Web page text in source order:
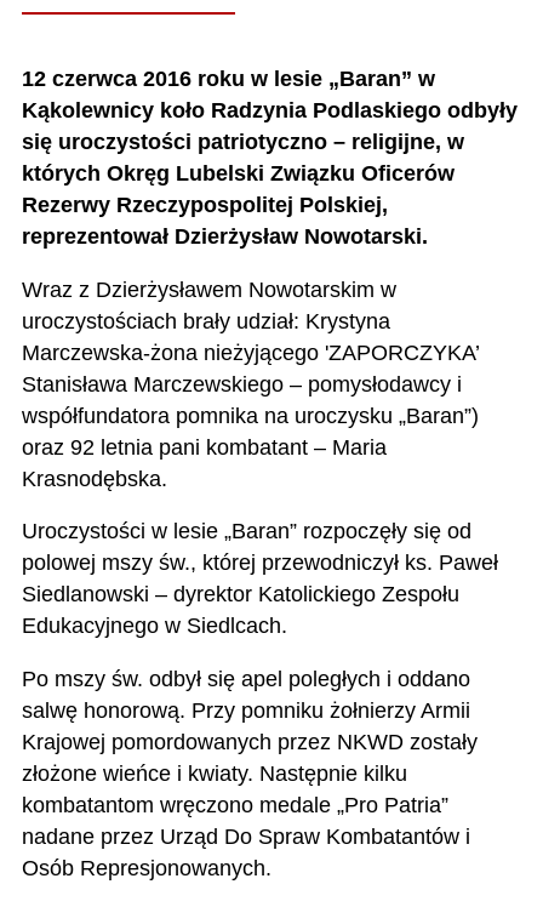
12 czerwca 2016 roku w lesie „Baran” w
Kąkolewnicy koło Radzynia Podlaskiego odbyły
się uroczystości patriotyczno – religijne, w
których Okręg Lubelski Związku Oficerów
Rezerwy Rzeczypospolitej Polskiej,
reprezentował Dzierżysław Nowotarski.
Wraz z Dzierżysławem Nowotarskim w
uroczystościach brały udział: Krystyna
Marczewska-żona nieżyjącego 'ZAPORCZYKA’
Stanisława Marczewskiego – pomysłodawcy i
współfundatora pomnika na uroczysku „Baran”)
oraz 92 letnia pani kombatant – Maria
Krasnodębska.
Uroczystości w lesie „Baran” rozpoczęły się od
polowej mszy św., której przewodniczył ks. Paweł
Siedlanowski – dyrektor Katolickiego Zespołu
Edukacyjnego w Siedlcach.
Po mszy św. odbył się apel poległych i oddano
salwę honorową. Przy pomniku żołnierzy Armii
Krajowej pomordowanych przez NKWD zostały
złożone wieńce i kwiaty. Następnie kilku
kombatantom wręczono medale „Pro Patria”
nadane przez Urząd Do Spraw Kombatantów i
Osób Represjonowanych.